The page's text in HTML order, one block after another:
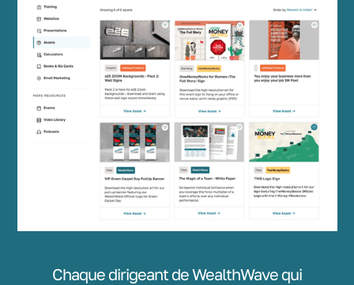
Chaque dirigeant de WealthWave qui